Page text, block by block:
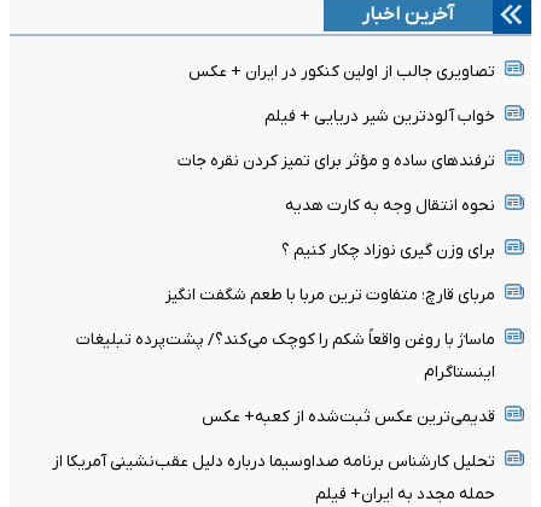
آخرین اخبار
تصاویری جالب از اولین کنکور در ایران + عکس
خواب آلودترین شیر دریایی + فیلم
ترفندهای ساده و مؤثر برای تمیز کردن نقره جات
نحوه انتقال وجه به کارت هدیه
برای وزن گیری نوزاد چکار کنیم ؟
مربای قارچ؛ متفاوت ترین مربا با طعم شگفت انگیز
ماساژ با روغن واقعاً شکم را کوچک می‌کند؟/ پشت‌پرده تبلیغات
اینستاگرام
قدیمی‌ترین عکس ثبت‌شده از کعبه+ عکس
تحلیل کارشناس برنامه صداوسیما درباره دلیل عقب‌نشینی آمریکا از
حمله مجدد به ایران+ فیلم